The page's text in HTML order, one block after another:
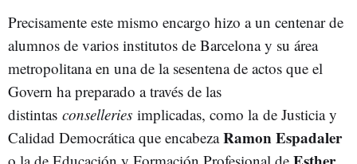
Precisamente este mismo encargo hizo a un centenar de
alumnos de varios institutos de Barcelona y su área
metropolitana en una de la sesentena de actos que el
Govern ha preparado a través de las
distintas conselleries implicadas, como la de Justicia y
Calidad Democrática que encabezaRamon Espadaler